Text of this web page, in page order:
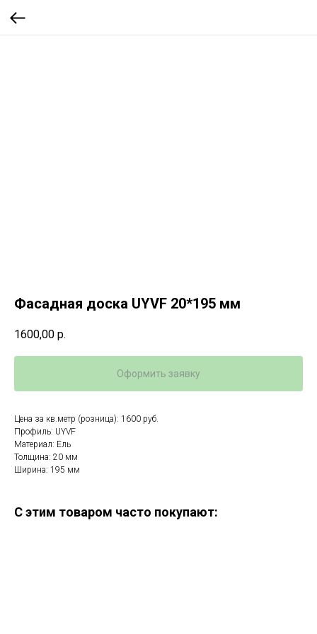
Фасадная доска UYVF 20*195 мм
1600,00 р.
Оформить заявку
Цена за кв.метр (розница): 1600 руб.
Профиль: UYVF
Материал: Ель
Толщина: 20 мм
Ширина: 195 мм
С этим товаром часто покупают: